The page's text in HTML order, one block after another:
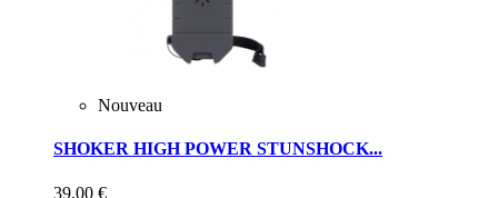
Nouveau
SHOKER HIGH POWER STUNSHOCK...
39,00 €